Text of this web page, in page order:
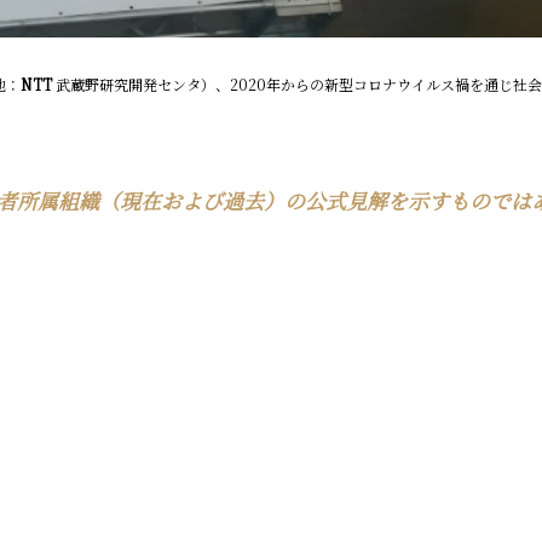
NTT武蔵野研究開発センタ）、2020年からの新型コロナウイルス禍を通じ社
属組織（現在および過去）の公式見解を示すものでは